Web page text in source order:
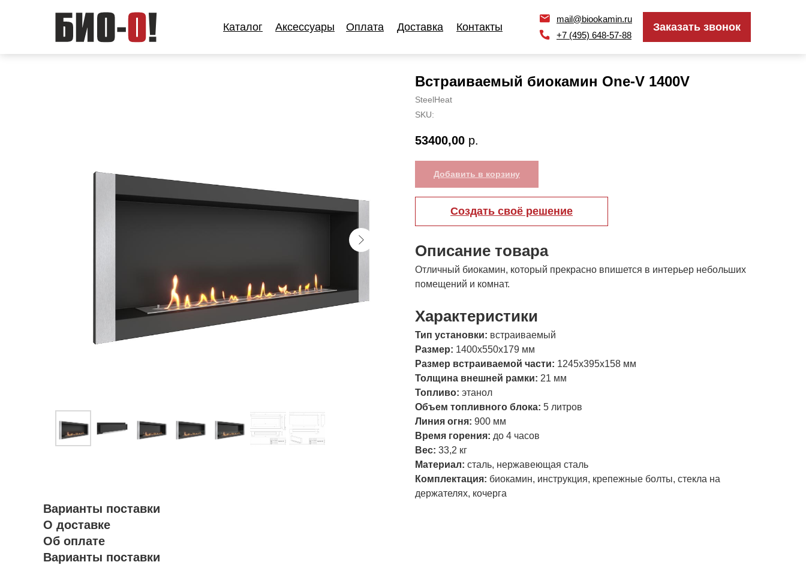
Доставка Контакты
Оплата Заказать звонок
+7 (495) 648-57-88
mail@biookamin.ru
Каталог Аксессуары
Каталог Аксессуары Доставка Контакты
Оплата Заказать звонок
+7 (495) 648-57-88
mail@biookamin.ru
Встраиваемый биокамин One-V 1400V
SteelHeat
SKU:
53400,00 р.
Добавить в корзину
Создать своё решение
Описание товара
Отличный биокамин, который прекрасно впишется в интерьер небольших
помещений и комнат.
Характеристики
Тип установки: встраиваемый
Размер: 1400х550х179 мм
Размер встраиваемой части: 1245х395х158 мм
Толщина внешней рамки: 21 мм
Топливо: этанол
Объем топливного блока: 5 литров
Линия огня: 900 мм
Время горения: до 4 часов
Вес: 33,2 кг
Материал: сталь, нержавеющая сталь
Комплектация: биокамин, инструкция, крепежные болты, стекла на
держателях, кочерга
Варианты поставки
О доставке
Об оплате
Варианты поставки